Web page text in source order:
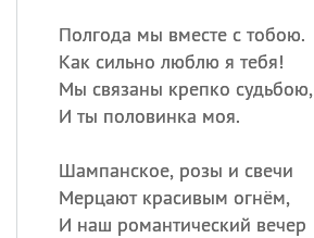
Полгода мы вместе с тобою.
Как сильно люблю я тебя!
Мы связаны крепко судьбою,
И ты половинка моя.
Шампанское, розы и свечи
Мерцают красивым огнём,
И наш романтический вечер